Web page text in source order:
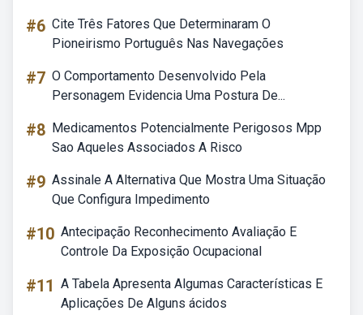
#6 Cite Três Fatores Que Determinaram O
Pioneirismo Português Nas Navegações
#7 O Comportamento Desenvolvido Pela
Personagem Evidencia Uma Postura De...
#8 Medicamentos Potencialmente Perigosos Mpp
Sao Aqueles Associados A Risco
#9 Assinale A Alternativa Que Mostra Uma Situação
Que Configura Impedimento
#10 Antecipação Reconhecimento Avaliação E
Controle Da Exposição Ocupacional
#11 A Tabela Apresenta Algumas Características E
Aplicações De Alguns ácidos